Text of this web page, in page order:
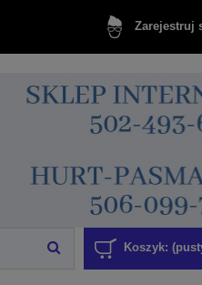
Zarejestruj
Koszyk: